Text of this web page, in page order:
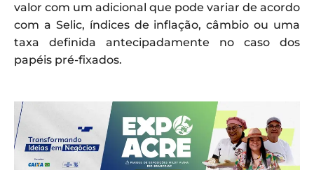
valor com um adicional que pode variar de acordo
com a Selic, índices de inflação, câmbio ou uma
taxa definida antecipadamente no caso dos
papéis pré-fixados.